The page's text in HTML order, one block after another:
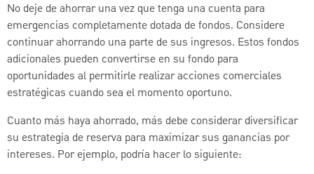
No deje de ahorrar una vez que tenga una cuenta para
emergencias completamente dotada de fondos. Considere
continuar ahorrando una parte de sus ingresos. Estos fondos
adicionales pueden convertirse en su fondo para
oportunidades al permitirle realizar acciones comerciales
estratégicas cuando sea el momento oportuno.
Cuanto más haya ahorrado, más debe considerar diversificar
su estrategia de reserva para maximizar sus ganancias por
intereses. Por ejemplo, podría hacer lo siguiente: